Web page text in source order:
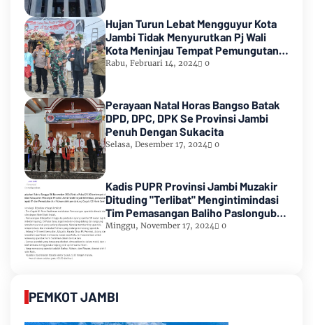
Hujan Turun Lebat Mengguyur Kota
Jambi Tidak Menyurutkan Pj Wali
Kota Meninjau Tempat Pemungutan
Suara Pemilu 2024
Rabu, Februari 14, 2024 0
Perayaan Natal Horas Bangso Batak
DPD, DPC, DPK Se Provinsi Jambi
Penuh Dengan Sukacita
Selasa, Desember 17, 2024 0
Kadis PUPR Provinsi Jambi Muzakir
Dituding "Terlibat" Mengintimindasi
Tim Pemasangan Baliho Paslongub
Romi-Sudirman
Minggu, November 17, 2024 0
PEMKOT JAMBI